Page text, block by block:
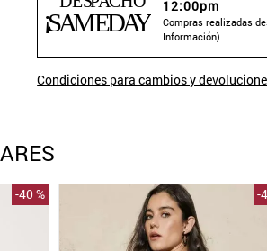
12:00pm
Compras realizadas
Información)
Condiciones para cambios y
-40 % -